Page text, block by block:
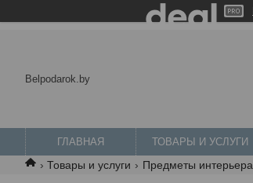
Belpodarok.by
ГЛАВНАЯ ТОВАРЫ И УСЛУГИ
Товары и услуги Предметы интерьера